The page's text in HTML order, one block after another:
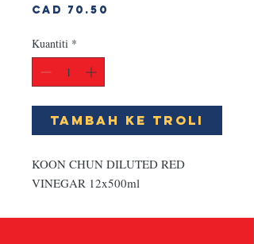
CAD 70.50
Kuantiti *
Tambah ke Troli
KOON CHUN DILUTED RED
VINEGAR 12x500ml